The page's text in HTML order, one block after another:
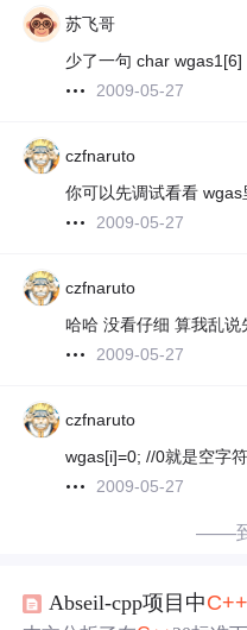
苏飞哥
少了一句 char wgas1[6]
2009-05-27
czfnaruto
你可以先调试看看
2009-05-27
czfnaruto
哈哈 没看仔细 算我乱说
2009-05-27
czfnaruto
wgas[i]=0; //0就是空字
2009-05-27
——
Abseil-cpp项目中